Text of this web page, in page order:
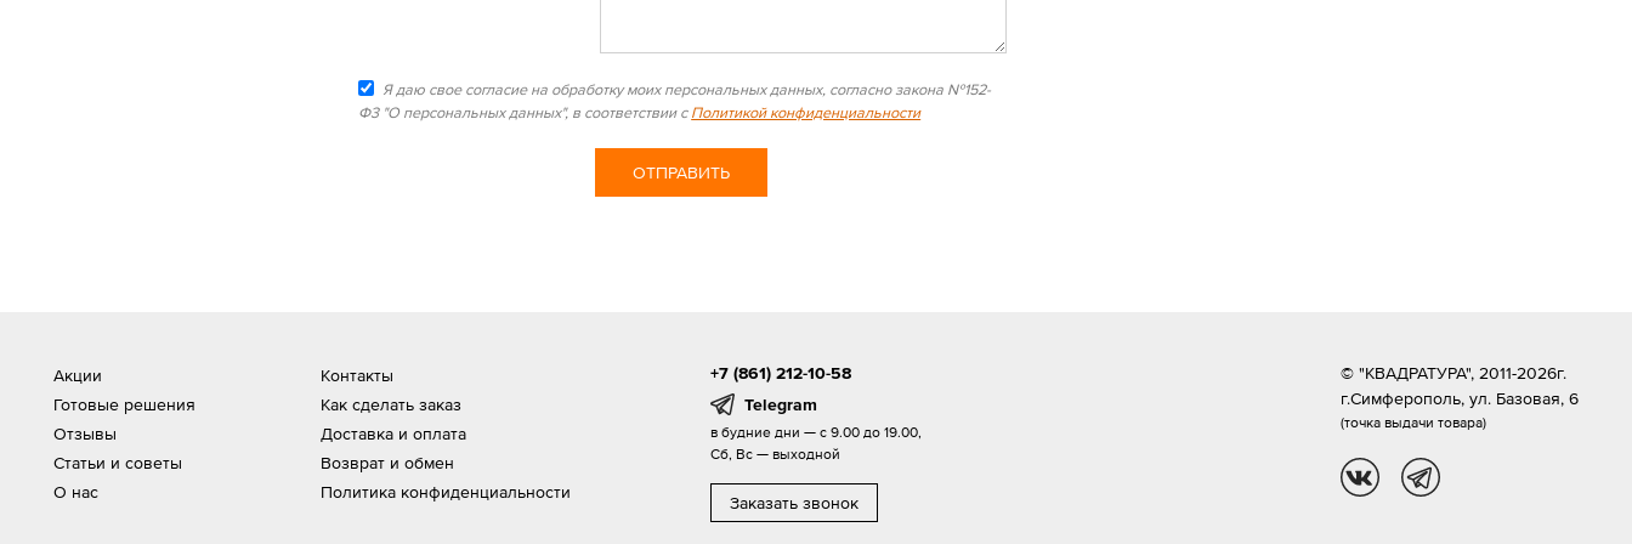
Я даю свое согласие на обработку моих персональных данных, согласно закона №152-
Ф3 "О персональных данных", в соответствии с Политикой конфиденциальности
Акции
Готовые решения
Отзывы
Статьи и советы
О нас
Контакты
Как сделать заказ
Доставка и оплата
Возврат и обмен
Политика конфиденциальности
+7 (861) 212-10-58
Telegram
в будние дни — с 9.00 до 19.00,
Сб, Вс — выходной
Заказать звонок
© "КВАДРАТУРА", 2011-2026г.
г.Симферополь, ул. Базовая, 6
(точка выдачи товара)